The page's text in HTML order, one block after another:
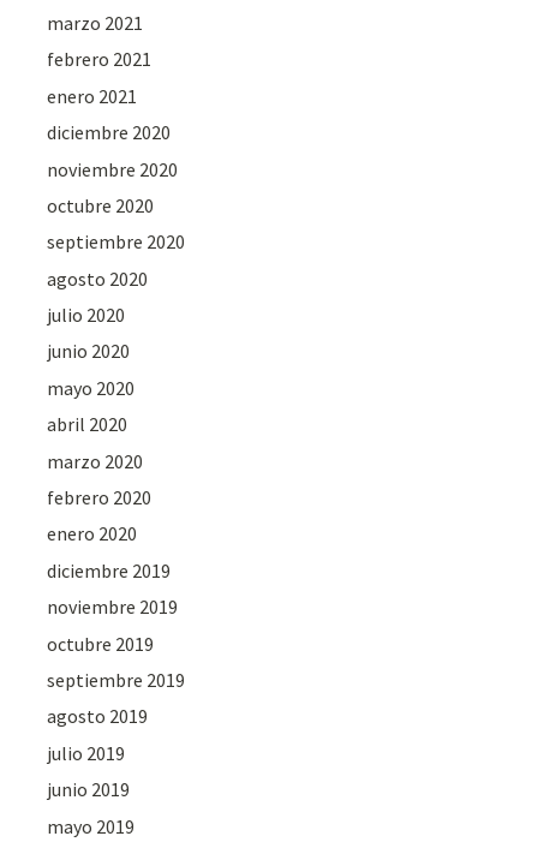
marzo 2021
febrero 2021
enero 2021
diciembre 2020
noviembre 2020
octubre 2020
septiembre 2020
agosto 2020
julio 2020
junio 2020
mayo 2020
abril 2020
marzo 2020
febrero 2020
enero 2020
diciembre 2019
noviembre 2019
octubre 2019
septiembre 2019
agosto 2019
julio 2019
junio 2019
mayo 2019